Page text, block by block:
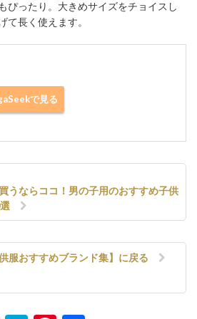
ぴったり。大きめサイズをチョイスし
て長く使えます。
で見る
うならココ！男の子用のおすすめ子供
選
供服おすすめブランド集】に戻る